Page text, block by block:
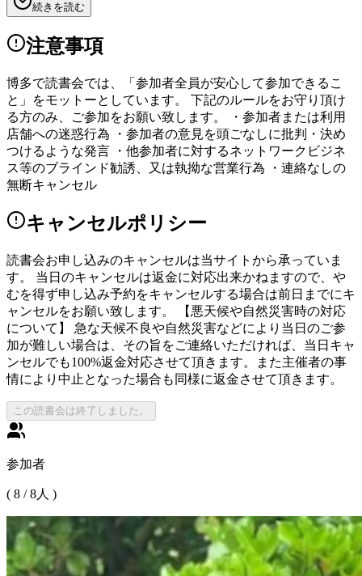
続きを読む
注意事項
博多で読書会では、「参加者全員が安心して参加できるこ
と」をモットーとしています。 下記のルールをお守り頂け
る方のみ、ご参加をお願い致します。 ・参加者または利用
店舗への迷惑行為 ・参加者の意見を頭ごなしに批判・決め
つけるような発言 ・他参加者に対するネットワークビジネ
ス等のブラインド勧誘、又は執拗な営業行為 ・連絡なしの
無断キャンセル
キャンセルポリシー
読書会お申し込みのキャンセルは当サイトから承っていま
す。 当日のキャンセルは返金に対応出来かねますので、や
むを得ず申し込み予約をキャンセルする場合は前日までにキ
ャンセルをお願い致します。 【悪天候や自然災害時の対応
について】 急な天候不良や自然災害などにより当日のご参
加が難しい場合は、その旨をご連絡いただければ、当日キャ
ンセルでも100%返金対応させて頂きます。また主催者の事
情により中止となった場合も同様に返金させて頂きます。
この読書会は終了しました。
参加者
( 8 /8人 )